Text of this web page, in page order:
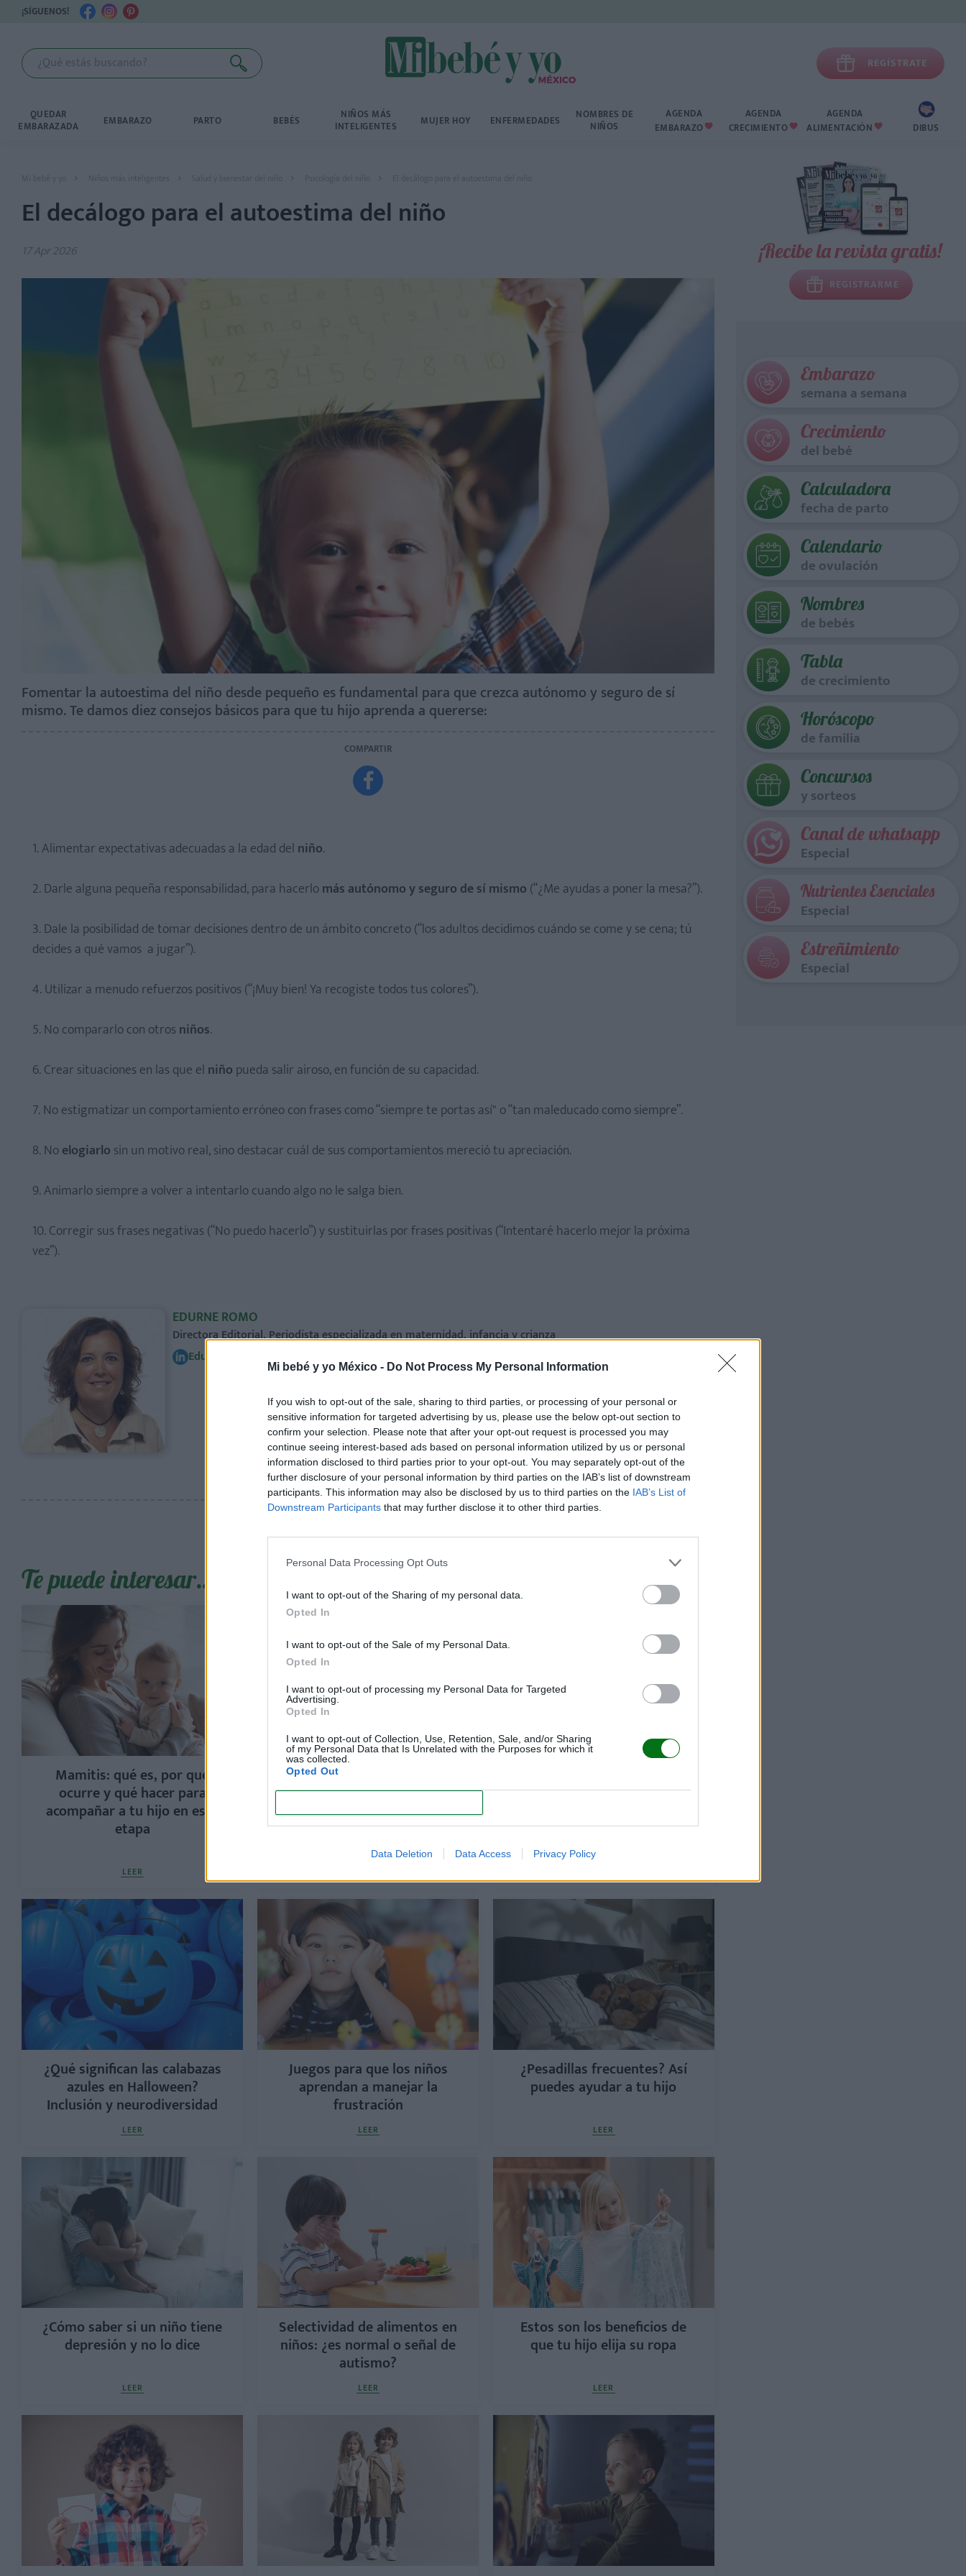
Mi bebé y yo México - Do Not Process My Personal Information
If you wish to opt-out of the sale, sharing to third parties, or processing of your personal or
sensitive information for targeted advertising by us, please use the below opt-out section to
confirm your selection. Please note that after your opt-out request is processed you may
continue seeing interest-based ads based on personal information utilized by us or personal
information disclosed to third parties prior to your opt-out. You may separately opt-out of the
further disclosure of your personal information by third parties on the IAB’s list of downstream
participants. This information may also be disclosed by us to third parties on the IAB’s List of
Downstream Participants that may further disclose it to other third parties.
Personal Data Processing Opt Outs
I want to opt-out of the Sharing of my personal data.
Opted In
I want to opt-out of the Sale of my Personal Data.
Opted In
I want to opt-out of processing my Personal Data for Targeted
Advertising.
Opted In
I want to opt-out of Collection, Use, Retention, Sale, and/or Sharing
of my Personal Data that Is Unrelated with the Purposes for which it
was collected.
Opted Out
Data Deletion Data Access Privacy Policy
¡SÍGUENOS!
 REGÍSTRATE
QUEDAR
EMBARAZADA EMBARAZO PARTO BEBÉS NIÑOS MÁS
INTELIGENTES MUJER HOY ENFERMEDADES NOMBRES DE
NIÑOS
AGENDA
EMBARAZO 
AGENDA
CRECIMIENTO 
AGENDA
ALIMENTACIÓN  DIBUS
Mi bebé y yo Niños más inteligentes Salud y bienestar del niño Psicología del niño El decálogo para el autoestima del niño
El decálogo para el autoestima del niño
17 Apr 2026
Fomentar la autoestima del niño desde pequeño es fundamental para que crezca autónomo y seguro de sí
mismo. Te damos diez consejos básicos para que tu hijo aprenda a quererse:
COMPARTIR

1. Alimentar expectativas adecuadas a la edad del niño.
2. Darle alguna pequeña responsabilidad, para hacerlomás autónomo y seguro de sí mismo (“¿Me ayudas a poner la mesa?”).
3. Dale la posibilidad de tomar decisiones dentro de un ámbito concreto (“los adultos decidimos cuándo se come y se cena; tú
decides a qué vamos a jugar”).
4. Utilizar a menudo refuerzos positivos (“¡Muy bien! Ya recogiste todos tus colores”).
5. No compararlo con otros niños.
6. Crear situaciones en las que el niño pueda salir airoso, en función de su capacidad.
7. No estigmatizar un comportamiento erróneo con frases como “siempre te portas así" o “tan maleducado como siempre”.
8. Noelogiarlo sin un motivo real, sino destacar cuál de sus comportamientos mereció tu apreciación.
9. Animarlo siempre a volver a intentarlo cuando algo no le salga bien.
10. Corregir sus frases negativas (“No puedo hacerlo”) y sustituirlas por frases positivas (“Intentaré hacerlo mejor la próxima
vez”).
EDURNE ROMO
Directora Editorial. Periodista especializada en maternidad, infancia y crianza
Edurne Romo
Te puede interesar…
Mamitis: qué es, por qué
ocurre y qué hacer para
acompañar a tu hijo en esta
etapa
LEER
Síndrome del niño
hiperregalado y regla de los 4
regalos: cómo evitar el
exceso de juguetes en
Navidad
niños con autismo
¿Qué significan las calabazas
azules en Halloween?
Inclusión y neurodiversidad
LEER
Juegos para que los niños
aprendan a manejar la
frustración
LEER
¿Pesadillas frecuentes? Así
puedes ayudar a tu hijo
LEER
¿Cómo saber si un niño tiene
depresión y no lo dice
LEER
Selectividad de alimentos en
niños: ¿es normal o señal de
autismo?
LEER
Estos son los beneficios de
que tu hijo elija su ropa
LEER
¡Recibe la revista gratis!
REGISTRARME
Embarazo
semana a semana
Crecimiento
del bebé
Calculadora
fecha de parto
Calendario
de ovulación
Nombres
de bebés
Tabla
de crecimiento
Horóscopo
de familia
Concursos
y sorteos
Canal de whatsapp
Especial
Nutrientes Esenciales
Especial
Estreñimiento
Especial